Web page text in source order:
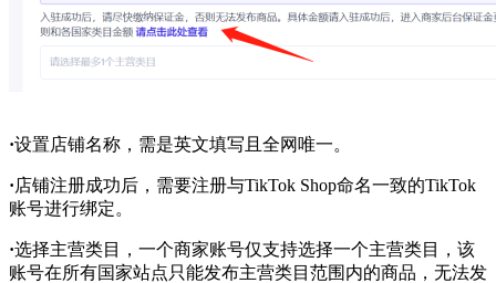
·设置店铺名称，需是英文填写且全网唯一。
·店铺注册成功后，需要注册与TikTok Shop命名一致的TikTok
账号进行绑定。
·选择主营类目，一个商家账号仅支持选择一个主营类目，该
账号在所有国家站点只能发布主营类目范围内的商品，无法发